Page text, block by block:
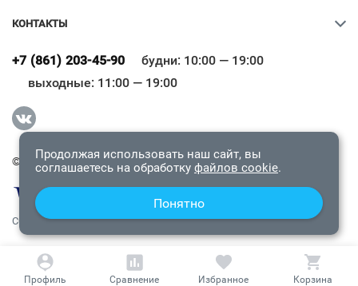
КОНТАКТЫ
+7 (861) 203-45-90
будни: 10:00 — 19:00
выходные: 11:00 — 19:00
© 2009-2026 «Водолей Онлайн». Все права защищены.
СОГЛАШЕНИЕ О КОНФИДЕНЦИАЛЬНОСТИ
Всё верно
Продолжая использовать наш сайт, вы
соглашаетесь на обработку файлов cookie.
Понятно